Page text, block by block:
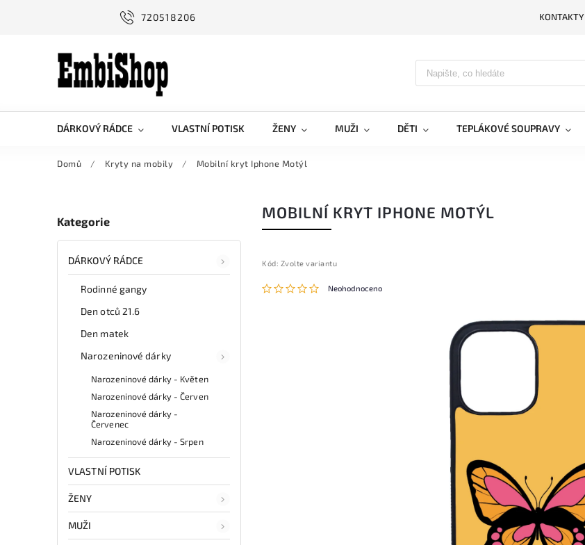
720518206 KONTAKTY
DÁRKOVÝ RÁDCE VLASTNÍ POTISK ŽENY MUŽI DĚTI TEPLÁKOVÉ SOUPRAVY
Domů / Kryty na mobily / Mobilní kryt Iphone Motýl
Kategorie
DÁRKOVÝ RÁDCE
Rodinné gangy
Den otců 21.6
Den matek
Narozeninové dárky
Narozeninové dárky - Květen
Narozeninové dárky - Červen
Narozeninové dárky -
Červenec
Narozeninové dárky - Srpen
VLASTNÍ POTISK
ŽENY
MUŽI
MOBILNÍ KRYT IPHONE MOTÝL
Kód: Zvolte variantu
Neohodnoceno